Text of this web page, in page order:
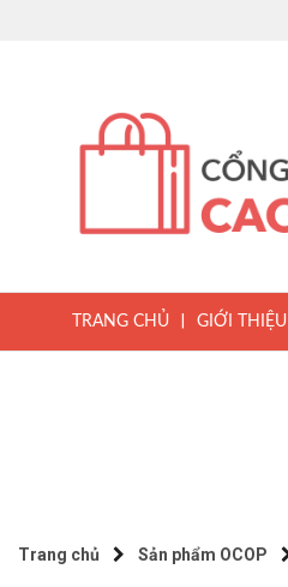
TRANG CHỦ GIỚI THIỆU
Trang chủ Sản phẩm OCOP